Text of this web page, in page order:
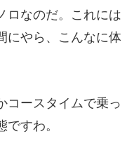
ロなのだ。これには
にやら、こんなに体
コースタイムで乗っ
すわ。